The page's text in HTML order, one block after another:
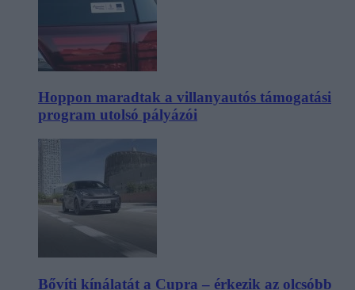
Hoppon maradtak a villanyautós támogatási
program utolsó pályázói
Bővíti kínálatát a Cupra – érkezik az olcsóbb